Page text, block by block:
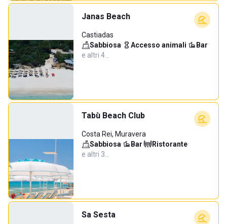
Janas Beach
Castiadas
Sabbiosa· Accesso animali· Bar·
e altri 4…
Tabù Beach Club
Costa Rei, Muravera
Sabbiosa· Bar· Ristorante·
e altri 3…
Sa Sesta